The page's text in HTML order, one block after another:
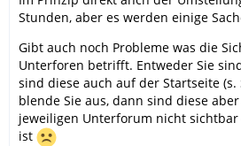
Stunden, aber es werden einige
Gibt auch noch Probleme was die
Unterforen betrifft. Entweder Sie
sind diese auch auf der Startseite (s.
blende Sie aus, dann sind diese
jeweiligen Unterforum nicht
ist